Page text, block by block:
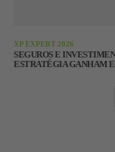
XP EXPERT 2026
SEGUROS E
ESTRATÉGIA GANHAM